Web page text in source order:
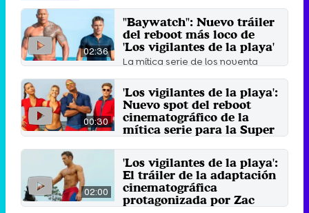
02:36
"Baywatch": Nuevo tráiler
del reboot más loco de
'Los vigilantes de la playa'
La mítica serie de los noventa
largometraje ...
22 de marzo 2017
00:30
'Los vigilantes de la playa':
Nuevo spot del reboot
cinematográfico de la
mítica serie para la Super
La icónica serie noventera
revivirá con la película
"Baywatch" protagonizada por
Zac ...
6 de febrero 2017
02:00
'Los vigilantes de la playa':
El tráiler de la adaptación
cinematográfica
protagonizada por Zac